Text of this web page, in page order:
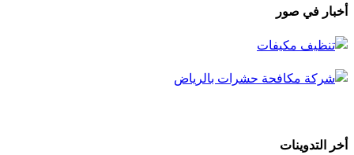
أخبار في صور
أخر التدوينات